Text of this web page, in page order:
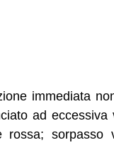
immediata
ad eccessiva
sorpasso